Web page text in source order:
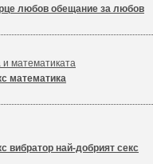
любов обещание за любов
математиката
математика
вибратор най-добрият секс